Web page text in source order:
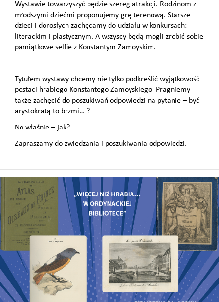
Wystawie towarzyszyć będzie szereg atrakcji. Rodzinom z
młodszymi dziećmi proponujemy grę terenową. Starsze
dzieci i dorosłych zachęcamy do udziału w konkursach:
literackim i plastycznym. A wszyscy będą mogli zrobić sobie
pamiątkowe selfie z Konstantym Zamoyskim.
Tytułem wystawy chcemy nie tylko podkreślić wyjątkowość
postaci hrabiego Konstantego Zamoyskiego. Pragniemy
także zachęcić do poszukiwań odpowiedzi na pytanie – być
arystokratą to brzmi… ?
No właśnie – jak?
Zapraszamy do zwiedzania i poszukiwania odpowiedzi.